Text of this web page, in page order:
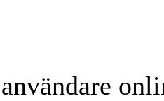
användare